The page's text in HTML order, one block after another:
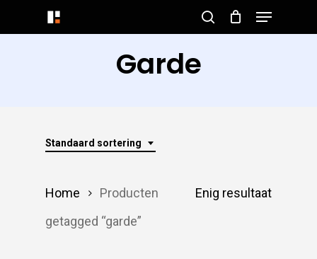
to
search
Menu
Garde
Standaard sortering
Enig resultaat
Home
Producten
getagged “garde”